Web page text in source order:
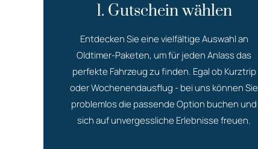
1. Gutschein wählen
Entdecken Sie eine vielfältige Auswahl an
Oldtimer-Paketen, um für jeden Anlass das
perfekte Fahrzeug zu finden. Egal ob Kurztrip
oder Wochenendausflug - bei uns können Sie
problemlos die passende Option buchen und
sich auf unvergessliche Erlebnisse freuen.